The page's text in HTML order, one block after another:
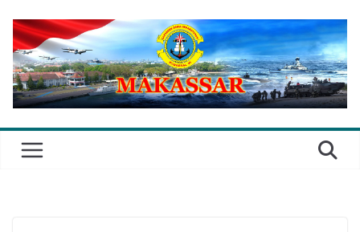
content